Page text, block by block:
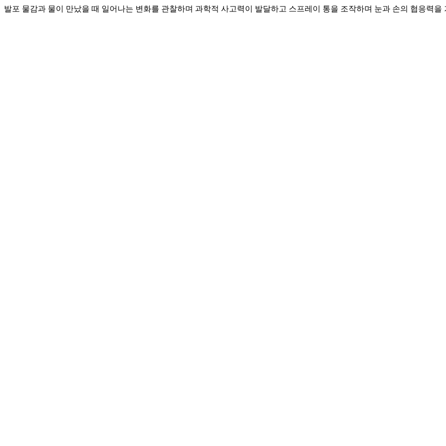
발포 물감과 물이 만났을 때 일어나는 변화를 관찰하며 과학적 사고력이 발달하고 스프레이 통을 조작하며 눈과 손의 협응력을